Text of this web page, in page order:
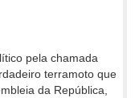
pela chamada
terramoto que
da República,